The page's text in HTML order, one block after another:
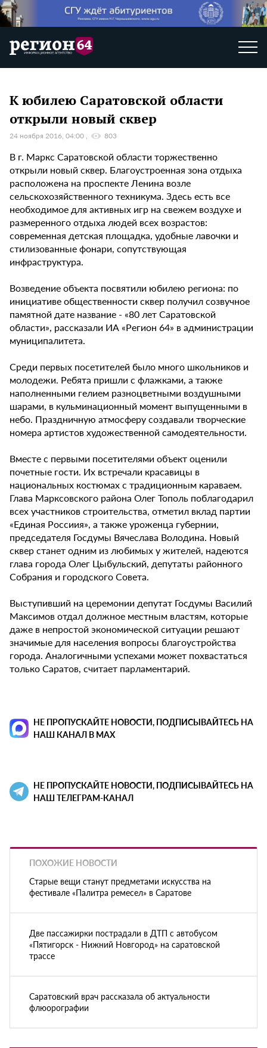
К юбилею Саратовской области
открыли новый сквер
24 ноября 2016, 04:00 803
В г. Маркс Саратовской области торжественно
открыли новый сквер. Благоустроенная зона отдыха
расположена на проспекте Ленина возле
сельскохозяйственного техникума. Здесь есть все
необходимое для активных игр на свежем воздухе и
размеренного отдыха людей всех возрастов:
современная детская площадка, удобные лавочки и
стилизованные фонари, сопутствующая
инфраструктура.
Возведение объекта посвятили юбилею региона: по
инициативе общественности сквер получил созвучное
памятной дате название - «80 лет Саратовской
области», рассказали ИА «Регион 64» в администрации
муниципалитета.
Среди первых посетителей было много школьников и
молодежи. Ребята пришли с флажками, а также
наполненными гелием разноцветными воздушными
шарами, в кульминационный момент выпущенными в
небо. Праздничную атмосферу создавали творческие
номера артистов художественной самодеятельности.
Вместе с первыми посетителями объект оценили
почетные гости. Их встречали красавицы в
национальных костюмах с традиционным караваем.
Глава Марксовского района Олег Тополь поблагодарил
всех участников строительства, отметил вклад партии
«Единая Россиия», а также уроженца губернии,
председателя Госдумы Вячеслава Володина. Новый
сквер станет одним из любимых у жителей, надеются
глава города Олег Цыбульский, депутаты районного
Собрания и городского Совета.
Выступивший на церемонии депутат Госдумы Василий
Максимов отдал должное местным властям, которые
даже в непростой экономической ситуации решают
значимые для населения вопросы благоустройства
города. Аналогичными успехами может похвастаться
только Саратов, считает парламентарий.
НЕ ПРОПУСКАЙТЕ НОВОСТИ, ПОДПИСЫВАЙТЕСЬ НА
НАШ КАНАЛ В MAX
НЕ ПРОПУСКАЙТЕ НОВОСТИ, ПОДПИСЫВАЙТЕСЬ НА
НАШ ТЕЛЕГРАМ-КАНАЛ
ПОХОЖИЕ НОВОСТИ
Старые вещи станут предметами искусства на
фестивале «Палитра ремесел» в Саратове
Две пассажирки пострадали в ДТП с автобусом
«Пятигорск - Нижний Новгород» на саратовской
трассе
Саратовский врач рассказала об актуальности
флюорографии